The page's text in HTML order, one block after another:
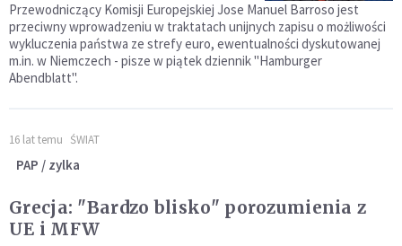
Przewodniczący Komisji Europejskiej Jose Manuel Barroso jest
przeciwny wprowadzeniu w traktatach unijnych zapisu o możliwości
wykluczenia państwa ze strefy euro, ewentualności dyskutowanej
m.in. w Niemczech - pisze w piątek dziennik "Hamburger
Abendblatt".
16 lat temu ŚWIAT
PAP / zylka
Grecja: "Bardzo blisko" porozumienia z
UE i MFW